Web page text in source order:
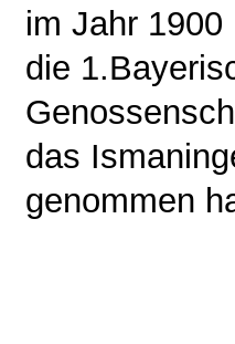
im Jahr
die
das
genommen